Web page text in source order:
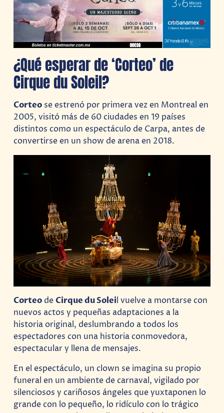
¿Qué esperar de ‘Corteo’ de
Cirque du Soleil?
Corteo se estrenó por primera vez en Montreal en
2005, visitó más de 60 ciudades en 19 países
distintos como un espectáculo de Carpa, antes de
convertirse en un show de arena en 2018.
Corteode Cirque du Soleil vuelve a montarse con
nuevos actos y pequeñas adaptaciones a la
historia original, deslumbrando a todos los
espectadores con una historia conmovedora,
espectacular y llena de mensajes.
En el espectáculo, un clown se imagina su propio
funeral en un ambiente de carnaval, vigilado por
silenciosos y cariñosos ángeles que yuxtaponen lo
grande con lo pequeño, lo ridículo con lo trágico